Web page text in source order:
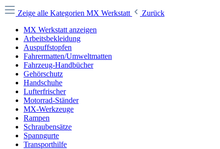
Zeige alle Kategorien MX Werkstatt
Zurück
MX Werkstatt anzeigen
Arbeitsbekleidung
Auspuffstopfen
Fahrermatten/Umweltmatten
Fahrzeug-Handbücher
Gehörschutz
Handschuhe
Lufterfrischer
Motorrad-Ständer
MX-Werkzeuge
Rampen
Schraubensätze
Spanngurte
Transporthilfe